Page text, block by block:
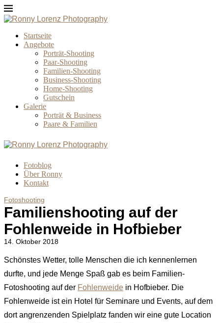
Startseite
Angebote
Porträt-Shooting
Paar-Shooting
Familien-Shooting
Business-Shooting
Home-Shooting
Gutschein
Galerie
Porträt & Business
Paare & Familien
Fotoblog
Über Ronny
Kontakt
Fotoshooting
Familienshooting auf der
Fohlenweide in Hofbieber
14. Oktober 2018
Schönstes Wetter, tolle Menschen die ich kennenlernen
durfte, und jede Menge Spaß gab es beim Familien-
Fotoshooting auf der Fohlenweide in Hofbieber. Die
Fohlenweide ist ein Hotel für Seminare und Events, auf dem
dort angrenzenden Spielplatz fanden wir eine gute Location